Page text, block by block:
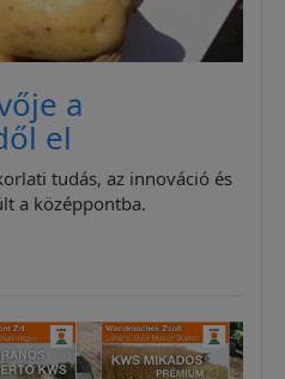
a
el
tudás, az innováció és
a középpontba.